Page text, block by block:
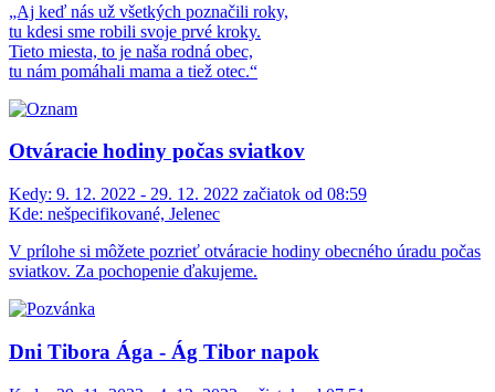
„Aj keď nás už všetkých poznačili roky,
tu kdesi sme robili svoje prvé kroky.
Tieto miesta, to je naša rodná obec,
tu nám pomáhali mama a tiež otec.“
Otváracie hodiny počas sviatkov
Kedy: 9. 12. 2022 - 29. 12. 2022 začiatok od 08:59
Kde: nešpecifikované, Jelenec
V prílohe si môžete pozrieť otváracie hodiny obecného úradu počas
sviatkov. Za pochopenie ďakujeme.
Dni Tibora Ága - Ág Tibor napok